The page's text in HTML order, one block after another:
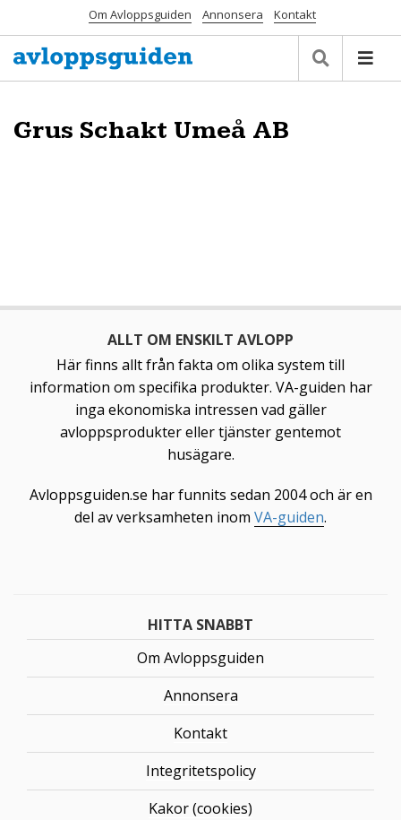
Om Avloppsguiden Annonsera Kontakt
Grus Schakt Umeå AB
ALLT OM ENSKILT AVLOPP
Här finns allt från fakta om olika system till
information om specifika produkter. VA-guiden har
inga ekonomiska intressen vad gäller
avloppsprodukter eller tjänster gentemot
husägare.
Avloppsguiden.se har funnits sedan 2004 och är en
del av verksamheten inom VA-guiden.
HITTA SNABBT
Om Avloppsguiden
Annonsera
Kontakt
Integritetspolicy
Kakor (cookies)